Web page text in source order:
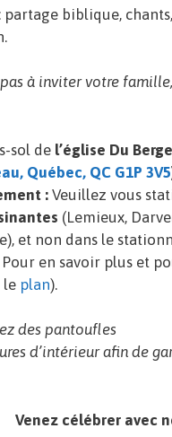
partage biblique,
à inviter votre
sol de l’église Du
Québec, QC G1P 3V5
: Veuillez vous
(Lemieux,
et non dans le
en savoir plus et
le plan).
des pantoufles
d’intérieur afin de
Venez célébrer avec